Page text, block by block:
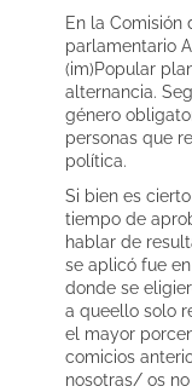
En la Comisión
parlamentario
(im)Popular
alternancia.
género
personas que
política.
Si bien es
tiempo de
hablar de
se aplicó fue
donde se
a queello solo
el mayor
comicios
nosotras/ os